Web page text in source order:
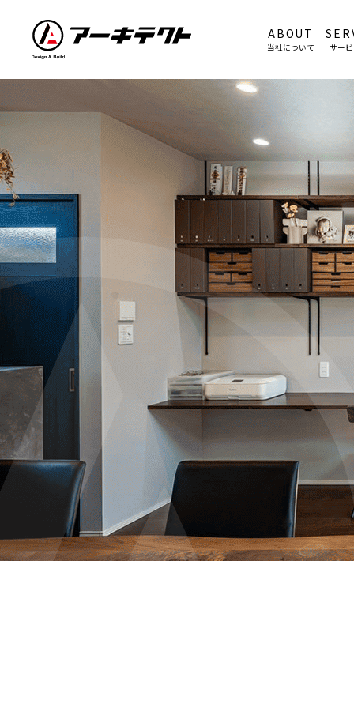
ABOUT
当社について サー